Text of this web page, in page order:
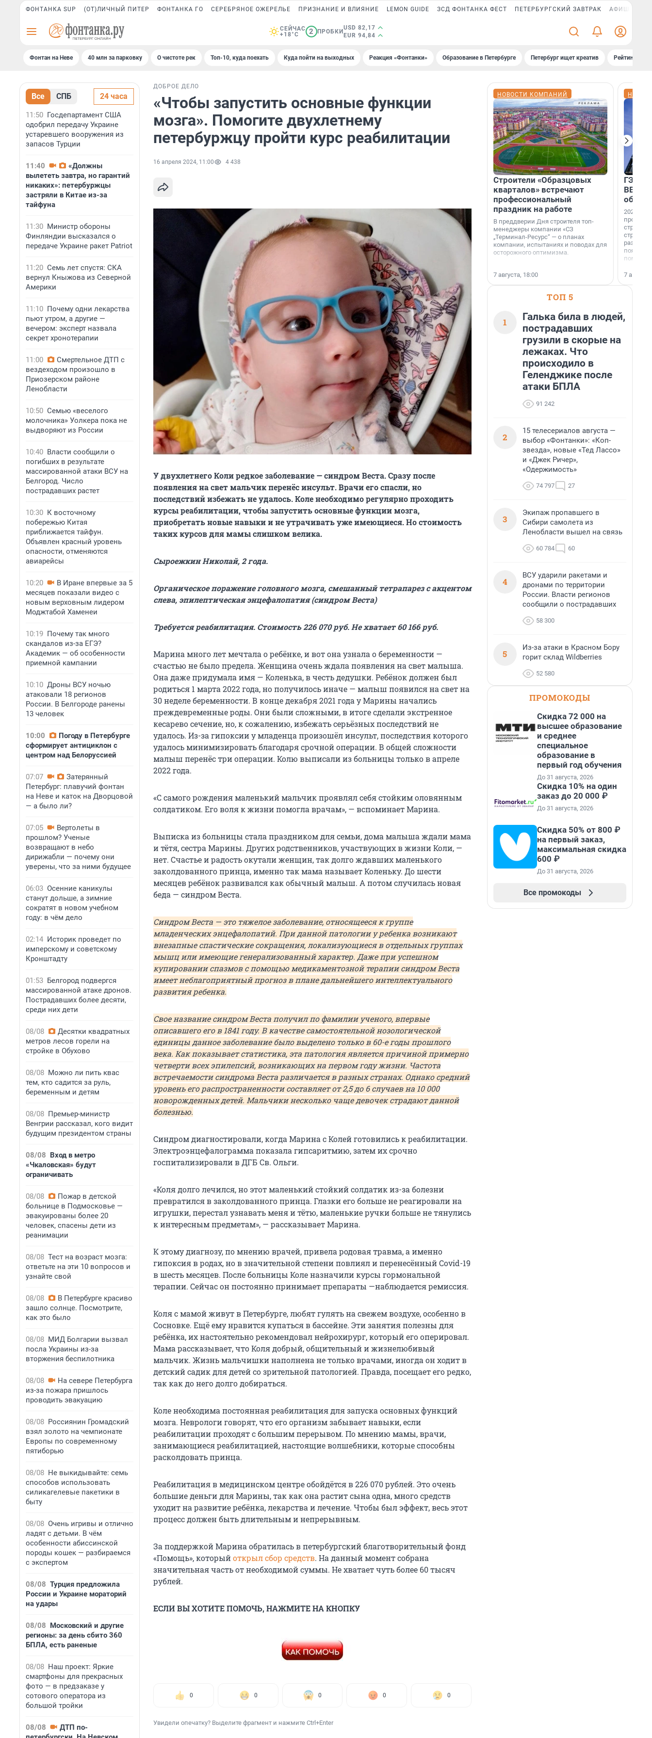
ФОНТАНКА SUP (ОТ)ЛИЧНЫЙ ПИТЕР ФОНТАНКА ГО СЕРЕБРЯНОЕ ОЖЕРЕЛЬЕ ПРИЗНАНИЕ И ВЛИЯНИЕ LEMON GUIDE ЗСД ФОНТАНКА ФЕСТ ПЕТЕРБУРГСКИЙ ЗАВТРАК АФИША PLUS
СЕЙЧАС
+18°C
2 ПРОБКИ
USD 82,17
EUR 94,84
Фонтан на Неве 40 млн за парковку О чистоте рек Топ-10, куда поехать Куда пойти на выходных Реакция «Фонтанки» Образование в Петербурге Петербург ищет креатив Рейтинги
Все СПБ 24 часа
11:50 Госдепартамент США
одобрил передачу Украине
устаревшего вооружения из
запасов Турции
11:40
«Должны
вылететь завтра, но гарантий
никаких»: петербуржцы
застряли в Китае из-за
тайфуна
11:30 Министр обороны
Финляндии высказался о
передаче Украине ракет Patriot
11:20 Семь лет спустя: СКА
вернул Кныжова из Северной
Америки
11:10 Почему одни лекарства
пьют утром, а другие —
вечером: эксперт назвала
секрет хронотерапии
11:00
Смертельное ДТП с
вездеходом произошло в
Приозерском районе
Ленобласти
10:50 Семью «веселого
молочника» Уолкера пока не
выдворяют из России
10:40 Власти сообщили о
погибших в результате
массированной атаки ВСУ на
Белгород. Число
пострадавших растет
10:30 К восточному
побережью Китая
приближается тайфун.
Объявлен красный уровень
опасности, отменяются
авиарейсы
10:20
В Иране впервые за 5
месяцев показали видео с
новым верховным лидером
Моджтабой Хаменеи
10:19 Почему так много
скандалов из-за ЕГЭ?
Академик — об особенности
приемной кампании
10:10 Дроны ВСУ ночью
атаковали 18 регионов
России. В Белгороде ранены
13 человек
10:00
Погоду в Петербурге
сформирует антициклон с
центром над Белоруссией
07:07
Затерянный
Петербург: плавучий фонтан
на Неве и каток на Дворцовой
— а было ли?
07:05
Вертолеты в
прошлом? Ученые
возвращают в небо
дирижабли — почему они
уверены, что за ними будущее
06:03 Осенние каникулы
станут дольше, а зимние
сократят в новом учебном
году: в чём дело
02:14 Историк проведет по
имперскому и советскому
Кронштадту
01:53 Белгород подвергся
массированной атаке дронов.
Пострадавших более десяти,
среди них дети
08/08
Десятки квадратных
метров лесов горели на
стройке в Обухово
08/08 Можно ли пить квас
тем, кто садится за руль,
беременным и детям
08/08 Премьер-министр
Венгрии рассказал, кого видит
будущим президентом страны
08/08 Вход в метро
«Чкаловская» будут
ограничивать
08/08
Пожар в детской
больнице в Подмосковье —
эвакуированы более 20
человек, спасены дети из
реанимации
08/08 Тест на возраст мозга:
ответьте на эти 10 вопросов и
узнайте свой
08/08
В Петербурге красиво
зашло солнце. Посмотрите,
как это было
08/08 МИД Болгарии вызвал
посла Украины из-за
вторжения беспилотника
08/08
На севере Петербурга
из-за пожара пришлось
проводить эвакуацию
08/08 Россиянин Громадский
взял золото на чемпионате
Европы по современному
пятиборью
08/08 Не выкидывайте: семь
способов использовать
силикагелевые пакетики в
быту
08/08 Очень игривы и отлично
ладят с детьми. В чём
особенности абиссинской
породы кошек — разбираемся
с экспертом
08/08 Турция предложила
России и Украине мораторий
на удары
08/08 Московский и другие
регионы: за день сбито 360
БПЛА, есть раненые
08/08 Наш проект: Яркие
смартфоны для прекрасных
фото — в предзаказе у
сотового оператора из
большой тройки
08/08
ДТП по-
ДОБРОЕ ДЕЛО
«Чтобы запустить основные функции
мозга». Помогите двухлетнему
петербуржцу пройти курс реабилитации
16 апреля 2024, 11:00 4 438
У двухлетнего Коли редкое заболевание — синдром Веста. Сразу после
появления на свет мальчик перенёс инсульт. Врачи его спасли, но
последствий избежать не удалось. Коле необходимо регулярно проходить
курсы реабилитации, чтобы запустить основные функции мозга,
приобретать новые навыки и не утрачивать уже имеющиеся. Но стоимость
таких курсов для мамы слишком велика.
Сыроежкин Николай, 2 года.
Органическое поражение головного мозга, смешанный тетрапарез с акцентом
слева, эпилептическая энцефалопатия (синдром Веста)
Требуется реабилитация. Стоимость 226 070 руб. Не хватает 60 166 руб.
Марина много лет мечтала о ребёнке, и вот она узнала о беременности —
счастью не было предела. Женщина очень ждала появления на свет малыша.
Она даже придумала имя — Коленька, в честь дедушки. Ребёнок должен был
родиться 1 марта 2022 года, но получилось иначе — малыш появился на свет на
30 неделе беременности. В конце декабря 2021 года у Марины начались
преждевременные роды. Они были сложными, в итоге сделали экстренное
кесарево сечение, но, к сожалению, избежать серьёзных последствий не
удалось. Из-за гипоксии у младенца произошёл инсульт, последствия которого
удалось минимизировать благодаря срочной операции. В общей сложности
малыш перенёс три операции. Колю выписали из больницы только в апреле
2022 года.
«С самого рождения маленький мальчик проявлял себя стойким оловянным
солдатиком. Его воля к жизни помогла врачам», — вспоминает Марина.
Выписка из больницы стала праздником для семьи, дома малыша ждали мама
и тётя, сестра Марины. Других родственников, участвующих в жизни Коли, —
нет. Счастье и радость окутали женщин, так долго ждавших маленького
заколдованного принца, именно так мама называет Коленьку. До шести
месяцев ребёнок развивался как обычный малыш. А потом случилась новая
беда — синдром Веста.
Синдром Веста — это тяжелое заболевание, относящееся к группе
младенческих энцефалопатий. При данной патологии у ребенка возникают
внезапные спастические сокращения, локализующиеся в отдельных группах
мышц или имеющие генерализованный характер. Даже при успешном
купировании спазмов с помощью медикаментозной терапии синдром Веста
имеет неблагоприятный прогноз в плане дальнейшего интеллектуального
развития ребенка.
Свое название синдром Веста получил по фамилии ученого, впервые
описавшего его в 1841 году. В качестве самостоятельной нозологической
единицы данное заболевание было выделено только в 60-е годы прошлого
века. Как показывает статистика, эта патология является причиной примерно
четверти всех эпилепсий, возникающих на первом году жизни. Частота
встречаемости синдрома Веста различается в разных странах. Однако средний
уровень его распространенности составляет от 2,5 до 6 случаев на 10 000
новорожденных детей. Мальчики несколько чаще девочек страдают данной
болезнью.
Синдром диагностировали, когда Марина с Колей готовились к реабилитации.
Электроэнцефалограмма показала гипсаритмию, затем их срочно
госпитализировали в ДГБ Св. Ольги.
«Коля долго лечился, но этот маленький стойкий солдатик из-за болезни
превратился в заколдованного принца. Глазки его больше не реагировали на
игрушки, перестал узнавать меня и тётю, маленькие ручки больше не тянулись
к интересным предметам», — рассказывает Марина.
К этому диагнозу, по мнению врачей, привела родовая травма, а именно
гипоксия в родах, но в значительной степени повлиял и перенесённый Covid-19
в шесть месяцев. После больницы Коле назначили курсы гормональной
терапии. Сейчас он постоянно принимает препараты —наблюдается ремиссия.
Коля с мамой живут в Петербурге, любят гулять на свежем воздухе, особенно в
Сосновке. Ещё ему нравится купаться в бассейне. Эти занятия полезны для
ребёнка, их настоятельно рекомендовал нейрохирург, который его оперировал.
Мама рассказывает, что Коля добрый, общительный и жизнелюбивый
мальчик. Жизнь мальчишки наполнена не только врачами, иногда он ходит в
детский садик для детей со зрительной патологией. Правда, посещает его редко,
так как до него долго добираться.
Коле необходима постоянная реабилитация для запуска основных функций
мозга. Неврологи говорят, что его организм забывает навыки, если
реабилитации проходят с большим перерывом. По мнению мамы, врачи,
занимающиеся реабилитацией, настоящие волшебники, которые способны
расколдовать принца.
Реабилитация в медицинском центре обойдётся в 226 070 рублей. Это очень
большие деньги для Марины, так как она растит сына одна, много средств
уходит на развитие ребёнка, лекарства и лечение. Чтобы был эффект, весь этот
процесс должен быть длительным и непрерывным.
За поддержкой Марина обратилась в петербургский благотворительный фонд
«Помощь», которыйоткрыл сбор средств. На данный момент собрана
значительная часть от необходимой суммы. Не хватает чуть более 60 тысяч
рублей.
ЕСЛИ ВЫ ХОТИТЕ ПОМОЧЬ, НАЖМИТЕ НА КНОПКУ
0 0 0 0 0
Увидели опечатку? Выделите фрагмент и нажмите Ctrl+Enter
НОВОСТИ КОМПАНИЙ
Строители «Образцовых
кварталов» встречают
профессиональный
праздник на работе
В преддверии Дня строителя топ-
менеджеры компании «СЗ
„Терминал-Ресурс“ — о планах
компании, испытаниях и поводах для
осторожного оптимизма.
7 августа, 18:00
ГЭС,
ВВП: в
об
2026-й —
раз. В
7
ТОП 5
1
Галька била в людей,
пострадавших
грузили в скорые на
лежаках. Что
происходило в
Геленджике после
атаки БПЛА
91 242
2
15 телесериалов августа —
выбор «Фонтанки»: «Коп-
звезда», новые «Тед Лассо»
и «Джек Ричер»,
«Одержимость»
74 797 27
3
Экипаж пропавшего в
Сибири самолета из
Ленобласти вышел на связь
60 784 60
4
ВСУ ударили ракетами и
дронами по территории
России. Власти регионов
сообщили о пострадавших
58 300
5
Из-за атаки в Красном Бору
горит склад Wildberries
52 580
ПРОМОКОДЫ
Скидка 72 000 на
высшее образование
и среднее
специальное
образование в
первый год обучения
До 31 августа, 2026
Скидка 10% на один
заказ до 20 000 ₽
До 31 августа, 2026
Скидка 50% от 800 ₽
на первый заказ,
максимальная скидка
600 ₽
До 31 августа, 2026
Все промокоды